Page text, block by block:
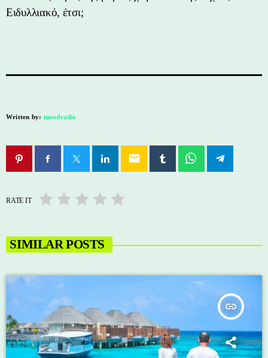
Ειδυλλιακό, έτσι;
Written by: moodradio
email
RATE IT
SIMILAR POSTS
insert_link